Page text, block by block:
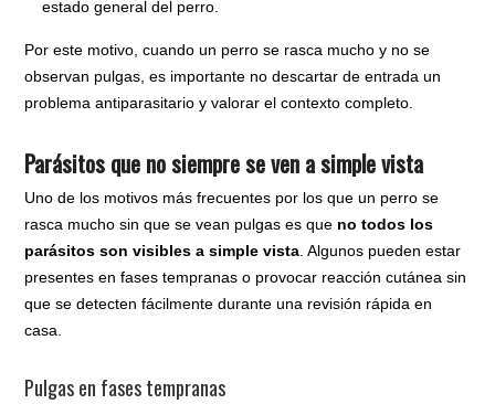
estado general del perro.
Por este motivo, cuando un perro se rasca mucho y no se
observan pulgas, es importante no descartar de entrada un
problema antiparasitario y valorar el contexto completo.
Parásitos que no siempre se ven a simple vista
Uno de los motivos más frecuentes por los que un perro se
rasca mucho sin que se vean pulgas es que no todos los
parásitos son visibles a simple vista. Algunos pueden estar
presentes en fases tempranas o provocar reacción cutánea sin
que se detecten fácilmente durante una revisión rápida en
casa.
Pulgas en fases tempranas